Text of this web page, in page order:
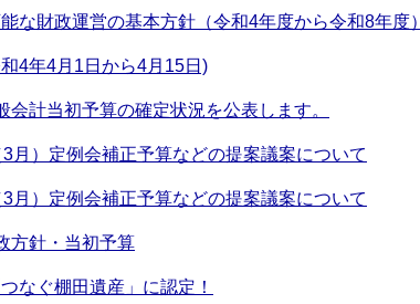
な財政運営の基本方針（令和4年度から令和8年度）
4年4月1日から4月15日)
計当初予算の確定状況を公表します。
月）定例会補正予算などの提案議案について
月）定例会補正予算などの提案議案について
針・当初予算
なぐ棚田遺産」に認定！